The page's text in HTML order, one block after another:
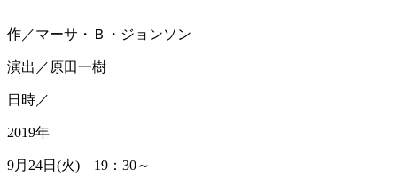
作／マーサ・Ｂ・ジョンソン
演出／原田一樹
日時／
2019年
9月24日(火) 19：30～